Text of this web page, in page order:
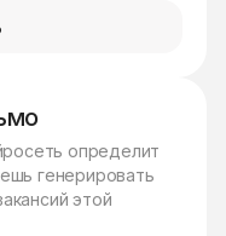
определит
генерировать
этой